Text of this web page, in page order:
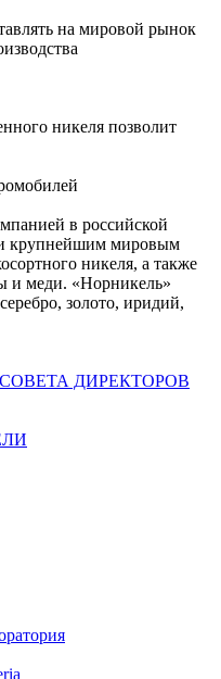
на мировой рынок
никеля позволит
в российской
и крупнейшим мировым
никеля, а также
и меди. «Норникель»
золото, иридий,
ДИРЕКТОРОВ